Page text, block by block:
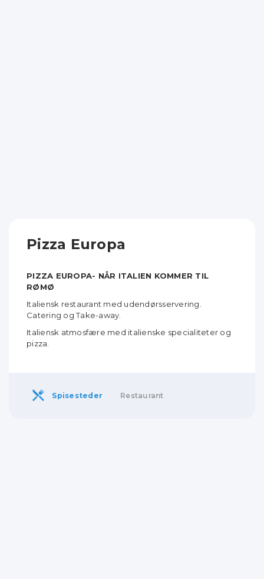
Pizza Europa
PIZZA EUROPA- NÅR ITALIEN KOMMER TIL
RØMØ
Italiensk restaurant med udendørsservering.
Catering og Take-away.
Italiensk atmosfære med italienske specialiteter og
pizza.
Spisesteder Restaurant